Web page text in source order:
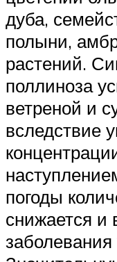
дуба,
полыни,
растений.
поллиноза
ветреной и
вследствие
погоды
снижается и